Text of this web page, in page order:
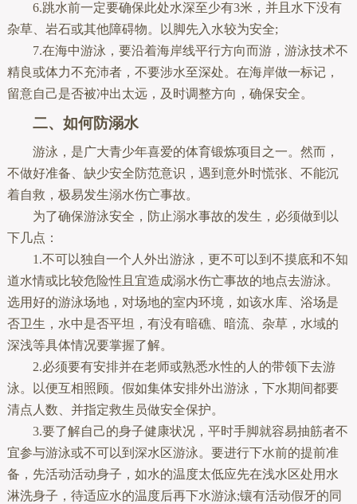
6.跳水前一定要确保此处水深至少有3米，并且水下没有
杂草、岩石或其他障碍物。以脚先入水较为安全;
7.在海中游泳，要沿着海岸线平行方向而游，游泳技术不
精良或体力不充沛者，不要涉水至深处。在海岸做一标记，
留意自己是否被冲出太远，及时调整方向，确保安全。
二、如何防溺水
游泳，是广大青少年喜爱的体育锻炼项目之一。然而，
不做好准备、缺少安全防范意识，遇到意外时慌张、不能沉
着自救，极易发生溺水伤亡事故。
为了确保游泳安全，防止溺水事故的发生，必须做到以
下几点：
1.不可以独自一个人外出游泳，更不可以到不摸底和不知
道水情或比较危险性且宜造成溺水伤亡事故的地点去游泳。
选用好的游泳场地，对场地的室内环境，如该水库、浴场是
否卫生，水中是否平坦，有没有暗礁、暗流、杂草，水域的
深浅等具体情况要掌握了解。
2.必须要有安排并在老师或熟悉水性的人的带领下去游
泳。以便互相照顾。假如集体安排外出游泳，下水期间都要
清点人数、并指定救生员做安全保护。
3.要了解自己的身子健康状况，平时手脚就容易抽筋者不
宜参与游泳或不可以到深水区游泳。要进行下水前的提前准
备，先活动活动身子，如水的温度太低应先在浅水区处用水
淋洗身子，待适应水的温度后再下水游泳;镶有活动假牙的同